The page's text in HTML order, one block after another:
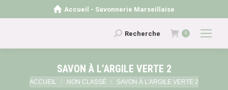
Accueil - Savonnerie Marseillaise
Recherche
:
Recherche 0
SAVON À L’ARGILE VERTE 2
Vous êtes ici :
ACCUEIL NON CLASSÉ SAVON À L’ARGILE VERTE 2